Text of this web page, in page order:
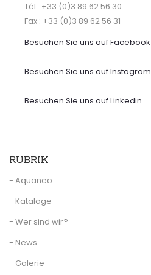
Tél : +33 (0)3 89 62 56 30
Fax : +33 (0)3 89 62 56 31
Besuchen Sie uns aufFacebook
Besuchen Sie uns auf Instagram
Besuchen Sie uns auf Linkedin
RUBRIK
- Aquaneo
- Kataloge
- Wer sind wir?
- News
- Galerie